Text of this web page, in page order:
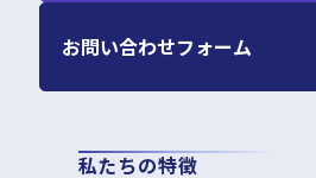
私たちの特徴
お問い合わせフォーム